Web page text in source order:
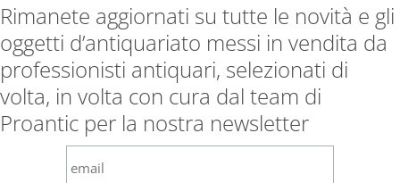
Rimanete aggiornati su tutte le novità e gli
oggetti d’antiquariato messi in vendita da
professionisti antiquari, selezionati di
volta, in volta con cura dal team di
Proantic per la nostra newsletter